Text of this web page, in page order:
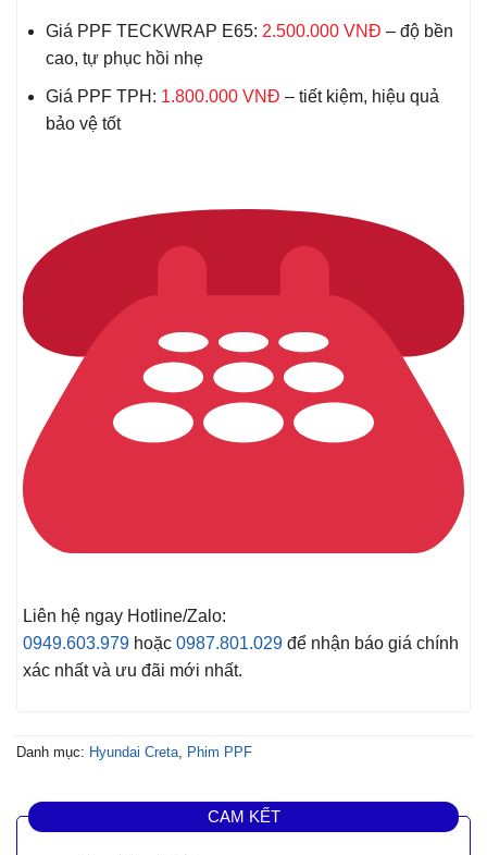
Giá PPF TECKWRAP E65: 2.500.000 VNĐ – độ bền
cao, tự phục hồi nhẹ
Giá PPF TPH: 1.800.000 VNĐ – tiết kiệm, hiệu quả
bảo vệ tốt
Liên hệ ngay Hotline/Zalo:
0949.603.979 hoặc 0987.801.029 để nhận báo giá chính
xác nhất và ưu đãi mới nhất.
Danh mục: Hyundai Creta, Phim PPF
CAM KẾT